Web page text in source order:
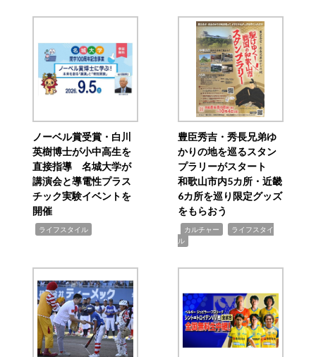
ノーベル賞受賞・白川
英樹博士が小中高生を
直接指導 名城大学が
講演会と導電性プラス
チック実験イベントを
開催
ライフスタイル
豊臣秀吉・秀長兄弟ゆ
かりの地を巡るスタン
プラリーがスタート
和歌山市内5カ所・近畿
6カ所を巡り限定グッズ
をもらおう
カルチャー
ライフスタイ
ル